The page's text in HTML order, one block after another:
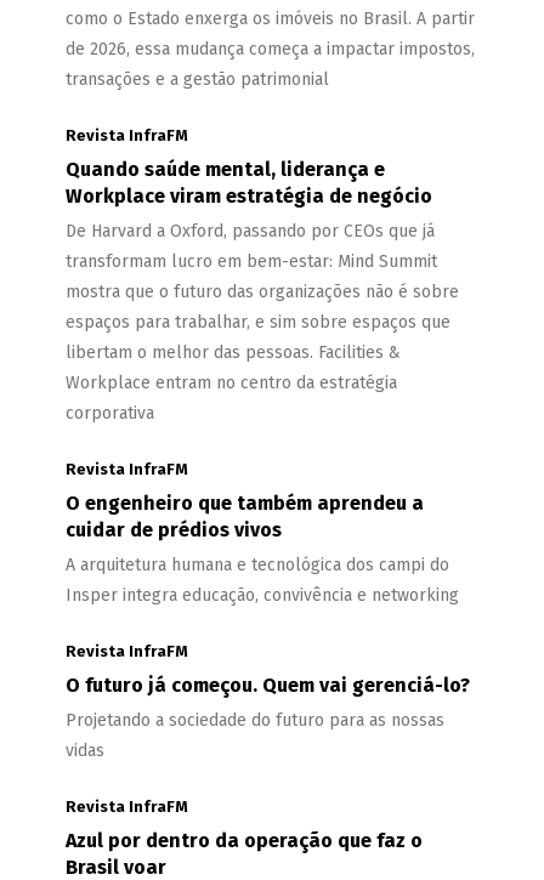
como o Estado enxerga os imóveis no Brasil. A partir
de 2026, essa mudança começa a impactar impostos,
transações e a gestão patrimonial
Revista InfraFM
Quando saúde mental, liderança e
Workplace viram estratégia de negócio
De Harvard a Oxford, passando por CEOs que já
transformam lucro em bem-estar: Mind Summit
mostra que o futuro das organizações não é sobre
espaços para trabalhar, e sim sobre espaços que
libertam o melhor das pessoas. Facilities &
Workplace entram no centro da estratégia
corporativa
Revista InfraFM
O engenheiro que também aprendeu a
cuidar de prédios vivos
A arquitetura humana e tecnológica dos campi do
Insper integra educação, convivência e networking
Revista InfraFM
O futuro já começou. Quem vai gerenciá-lo?
Projetando a sociedade do futuro para as nossas
vidas
Revista InfraFM
Azul por dentro da operação que faz o
Brasil voar